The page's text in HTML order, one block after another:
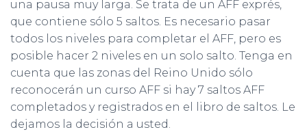
una pausa muy larga. Se trata de un AFF exprés,
que contiene sólo 5 saltos. Es necesario pasar
todos los niveles para completar el AFF, pero es
posible hacer 2 niveles en un solo salto. Tenga en
cuenta que las zonas del Reino Unido sólo
reconocerán un curso AFF si hay 7 saltos AFF
completados y registrados en el libro de saltos. Le
dejamos la decisión a usted.